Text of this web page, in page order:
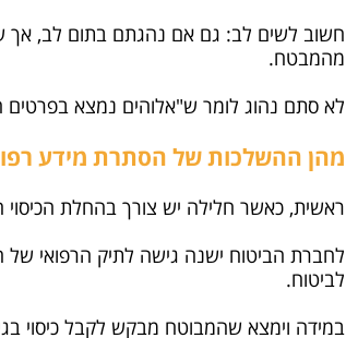
חשוב לשים לב: גם אם נהגתם בתום לב, אך
מהמבטח.
לא סתם נהוג לומר ש"אלוהים נמצא בפרטים
מהן ההשלכות של הסתרת מידע
ראשית, כאשר חלילה יש צורך בהחלת
לחברת הביטוח ישנה גישה לתיק הרפואי
לביטוח.
במידה וימצא שהמבוטח מבקש לקבל כיסוי